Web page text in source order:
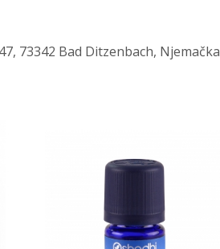
73342 Bad Ditzenbach, Njemačka